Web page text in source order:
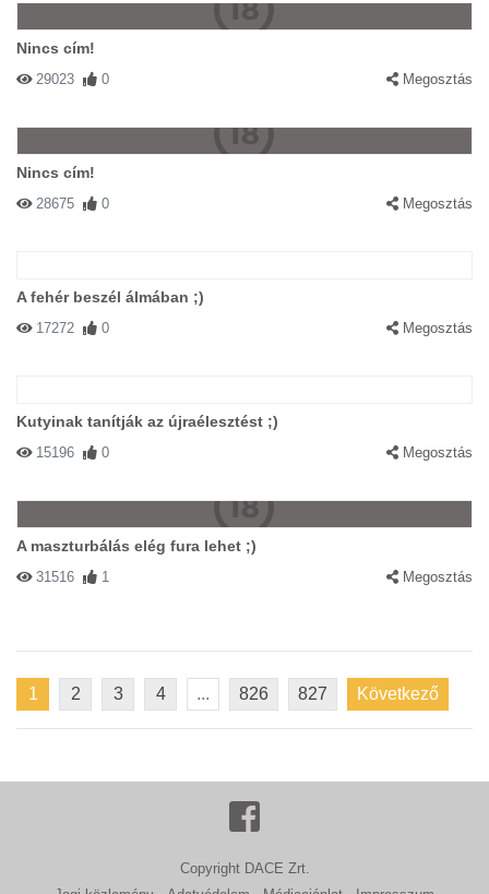
Nincs cím!
29023 0 Megosztás
Nincs cím!
28675 0 Megosztás
A fehér beszél álmában ;)
17272 0 Megosztás
Kutyinak tanítják az újraélesztést ;)
15196 0 Megosztás
A maszturbálás elég fura lehet ;)
31516 1 Megosztás
1 2 3 4 ... 826 827 Következő
Copyright DACE Zrt.